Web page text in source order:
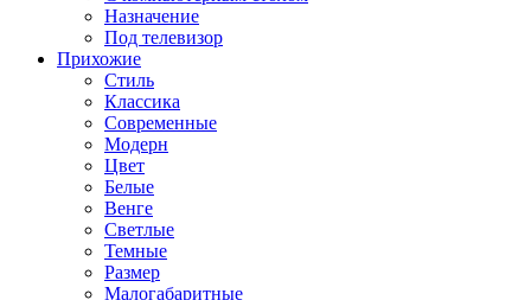
Назначение
Под телевизор
Прихожие
Стиль
Классика
Современные
Модерн
Цвет
Белые
Венге
Светлые
Темные
Размер
Малогабаритные